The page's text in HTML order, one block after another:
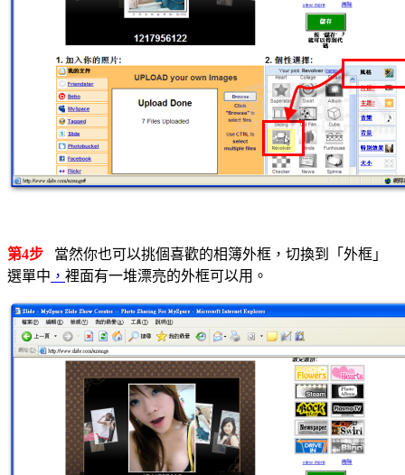
第4步 當然你也可以挑個喜歡的相簿外框，切換到「外框」
選單中 ， 裡面有一堆漂亮的外框可以用。